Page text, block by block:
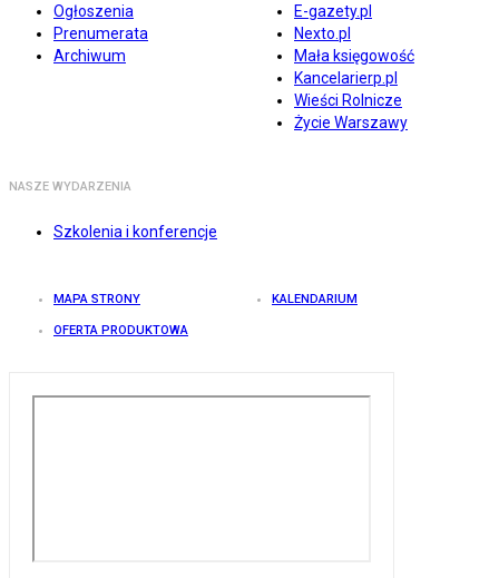
Ogłoszenia
Prenumerata
Archiwum
E-gazety.pl
Nexto.pl
Mała księgowość
Kancelarierp.pl
Wieści Rolnicze
Życie Warszawy
NASZE WYDARZENIA
Szkolenia i konferencje
MAPA STRONY KALENDARIUM
OFERTA PRODUKTOWA